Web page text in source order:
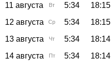
11 августа
Вт 5:34 18:15
12 августа
Ср 5:34 18:15
13 августа
Чт 5:34 18:14
14 августа
Пт 5:34 18:14